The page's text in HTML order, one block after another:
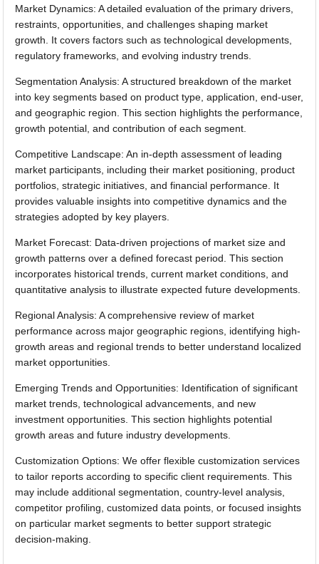
Market Dynamics: A detailed evaluation of the primary drivers,
restraints, opportunities, and challenges shaping market
growth. It covers factors such as technological developments,
regulatory frameworks, and evolving industry trends.
Segmentation Analysis: A structured breakdown of the market
into key segments based on product type, application, end-user,
and geographic region. This section highlights the performance,
growth potential, and contribution of each segment.
Competitive Landscape: An in-depth assessment of leading
market participants, including their market positioning, product
portfolios, strategic initiatives, and financial performance. It
provides valuable insights into competitive dynamics and the
strategies adopted by key players.
Market Forecast: Data-driven projections of market size and
growth patterns over a defined forecast period. This section
incorporates historical trends, current market conditions, and
quantitative analysis to illustrate expected future developments.
Regional Analysis: A comprehensive review of market
performance across major geographic regions, identifying high-
growth areas and regional trends to better understand localized
market opportunities.
Emerging Trends and Opportunities: Identification of significant
market trends, technological advancements, and new
investment opportunities. This section highlights potential
growth areas and future industry developments.
Customization Options: We offer flexible customization services
to tailor reports according to specific client requirements. This
may include additional segmentation, country-level analysis,
competitor profiling, customized data points, or focused insights
on particular market segments to better support strategic
decision-making.